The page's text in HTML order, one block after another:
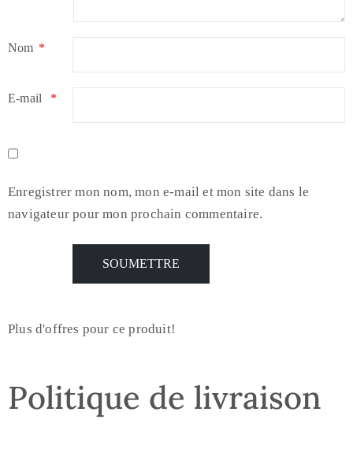
Nom *
E-mail *
Enregistrer mon nom, mon e-mail et mon site dans le
navigateur pour mon prochain commentaire.
Plus d'offres pour ce produit!
Politique de livraison